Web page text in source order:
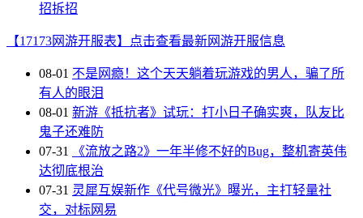
招拆招
【17173网游开服表】点击查看最新网游开服信息
08-01 不是网瘾！这个天天躺着玩游戏的男人，骗了所
有人的眼泪
08-01 新游《抵抗者》试玩：打小日子确实爽，队友比
鬼子还难防
07-31
《流放之路2》一年半修不好的Bug，整机寄英伟
达彻底根治
07-31 灵犀互娱新作《代号微光》曝光，主打轻量社
交，对标网易